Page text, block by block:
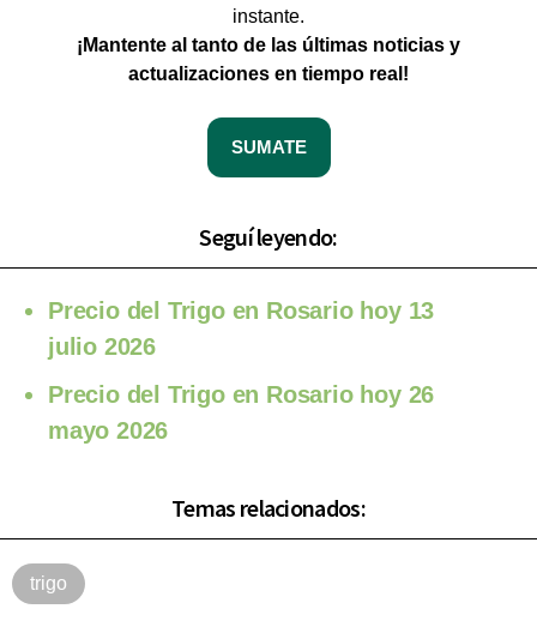
instante.
¡Mantente al tanto de las últimas noticias y
actualizaciones en tiempo real!
SUMATE
Seguí leyendo:
Precio del Trigo en Rosario hoy 13
julio 2026
Precio del Trigo en Rosario hoy 26
mayo 2026
Temas relacionados:
trigo